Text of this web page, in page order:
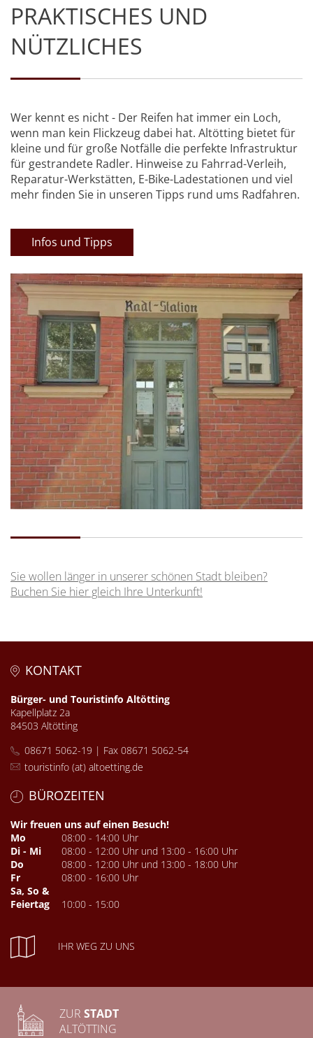
PRAKTISCHES UND
NÜTZLICHES
Wer kennt es nicht - Der Reifen hat immer ein Loch,
wenn man kein Flickzeug dabei hat. Altötting bietet für
kleine und für große Notfälle die perfekte Infrastruktur
für gestrandete Radler. Hinweise zu Fahrrad-Verleih,
Reparatur-Werkstätten, E-Bike-Ladestationen und viel
mehr finden Sie in unseren Tipps rund ums Radfahren.
Infos und Tipps
Sie wollen länger in unserer schönen Stadt bleiben?
Buchen Sie hier gleich Ihre Unterkunft!
KONTAKT
Bürger- und Touristinfo Altötting
Kapellplatz 2a
84503 Altötting
08671 5062-19 | Fax 08671 5062-54
touristinfo (at) altoetting.de
BÜROZEITEN
Wir freuen uns auf einen Besuch!
Mo
08:00 - 14:00 Uhr
Di - Mi
08:00 - 12:00 Uhr und 13:00 - 16:00 Uhr
Do
08:00 - 12:00 Uhr und 13:00 - 18:00 Uhr
Fr
08:00 - 16:00 Uhr
Sa, So &
Feiertag
10:00 - 15:00
IHR WEG ZU UNS
ZUR STADT
ALTÖTTING